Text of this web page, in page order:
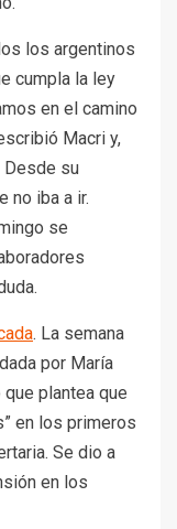
los argentinos
cumpla la ley
en el camino
Macri y,
Desde su
no iba a ir.
se
. La semana
por María
plantea que
en los primeros
Se dio a
en los